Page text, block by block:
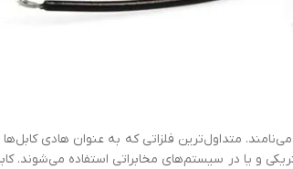
متداول‌ترین فلزاتی که به عنوان هادی
و یا در سیستم‌های مخابراتی استفاده می‌شوند.